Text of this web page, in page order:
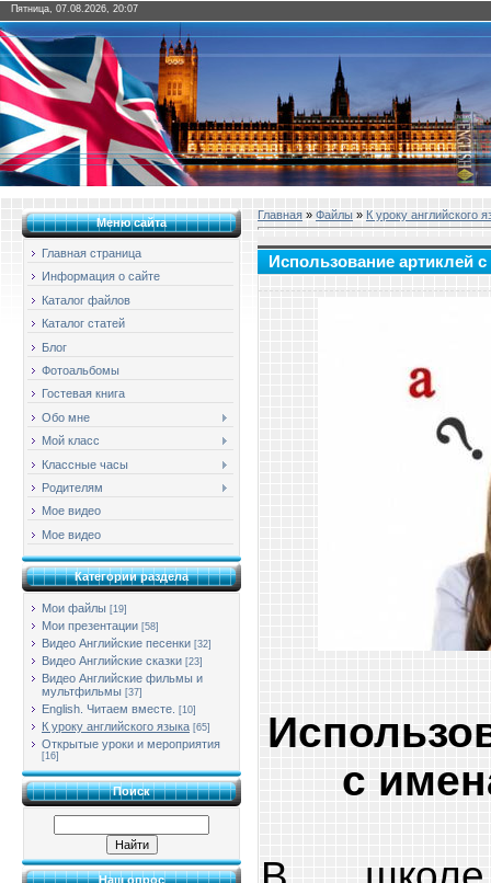
Пятница, 07.08.2026, 20:07
Меню сайта
Главная страница
Информация о сайте
Каталог файлов
Каталог статей
Блог
Фотоальбомы
Гостевая книга
Обо мне
Мой класс
Классные часы
Родителям
Мое видео
Мое видео
Категории раздела
Мои файлы [19]
Мои презентации [58]
Видео Английские песенки [32]
Видео Английские сказки [23]
Видео Английские фильмы и
мультфильмы [37]
English. Читаем вместе. [10]
К уроку английского языка [65]
Открытые уроки и мероприятия
[16]
Поиск
Наш опрос
Главная » Файлы » К уроку английского
Использование артиклей
с